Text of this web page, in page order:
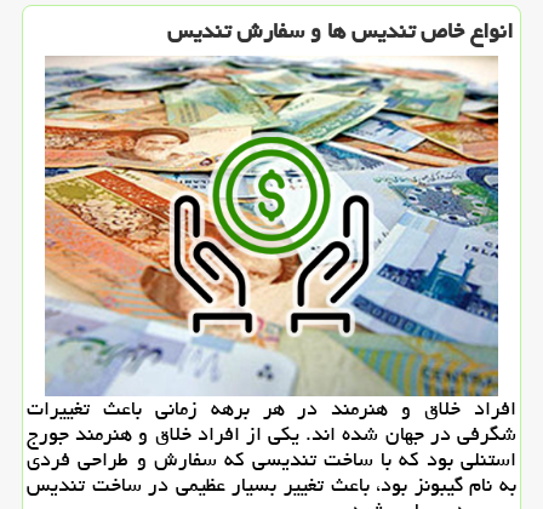
انواع خاص تندیس ها و سفارش تندیس
افراد خلاق و هنرمند در هر برهه زمانی باعث تغییرات
شگرفی در جهان شده اند. یكی از افراد خلاق و هنرمند جورج
استنلی بود كه با ساخت تندیسی كه سفارش و طراحی فردی
به نام گیبونز بود، باعث تغییر بسیار عظیمی در ساخت تندیس